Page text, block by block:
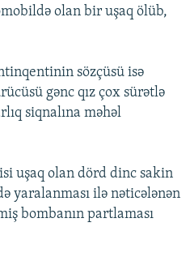
olan bir uşaq ölüb,
sözçüsü isə
gənc qız çox sürətlə
siqnalına məhəl
uşaq olan dörd dinc sakin
yaralanması ilə nəticələnən
bombanın partlaması